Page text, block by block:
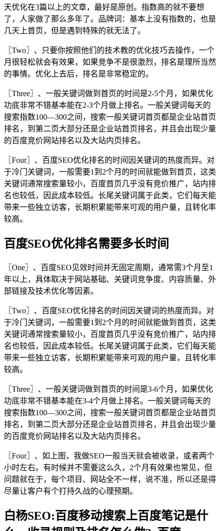
天优化在3篇以上的文章，最好是原创。指数高的就不要想
了，人家做了那么多年了。品牌词：基本上没有指数的，也是
几天上首页，但是遇到特殊的就无法了。
〖Two〗、只要你按照他们的技术教的优化技巧去操作，一个
月很轻松就会有效果，如果竞争不是很激烈，排名是理所当然
的事情。优化上去后，排名是非常稳定的。
〖Three〗、一般关键词做到首页的时间是2-5个月，如果优化
功底非常不错基本能在2-3个月做上排名。一般关键词每天的
搜索指数100—300之间，搜索一般关键词首页都是企业站首页
排名，到第二页大部分还是企业站首页排名，并且会出现少量
的百度竞价网站排名以及大站内页排名。
〖Four〗、百度SEO优化排名的时间因关键词的热度而异。对
于冷门关键词，一般需要1到2个月的时间就能做到首页，这类
关键词通常搜索量较小，百度首页几乎没有竞价推广，站内排
名也较低，因此成本较低。长尾关键词属于此类，它们每天能
带来一些独立访客，长期积累能带来可观的用户量，且转化率
较高。
百度SEO优化排名需要多长时间
〖One〗、百度SEO见效时间并无固定周期，通常需3个月至1
年以上，具体取决于网站基础、关键词竞争度、内容质量、外
部链接及技术优化等因素。
〖Two〗、百度SEO优化排名的时间因关键词的热度而异。对
于冷门关键词，一般需要1到2个月的时间就能做到首页，这类
关键词通常搜索量较小，百度首页几乎没有竞价推广，站内排
名也较低，因此成本较低。长尾关键词属于此类，它们每天能
带来一些独立访客，长期积累能带来可观的用户量，且转化率
较高。
〖Three〗、一般关键词做到首页的时间是3-6个月，如果优化
功底非常不错基本能在3-4个月做上排名。一般关键词每天的
搜索指数100—300之间，搜索一般关键词首页都是企业站首页
排名，到第二页大部分还是企业站首页排名，并且会出现少量
的百度竞价网站排名以及大站内页排名。
〖Four〗、如上图，我做SEO一般当天就会被收录，或者两个
小时左右。有时候并不需要这么久，2个月有效果也常见，但
问题就在于，每个项目、网站全不一样，说不准，所以还是得
尽量让客户有个打持久战的心理预期。
白杨SEO:百度移动搜索上百度笔记是什